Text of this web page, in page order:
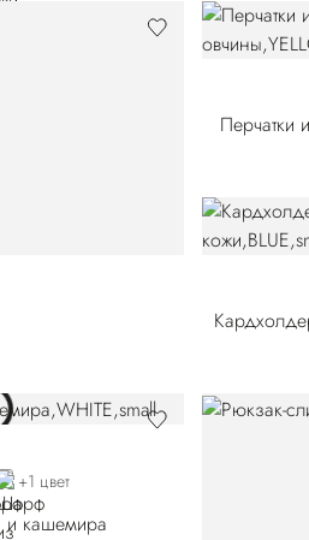
Перчатки
5149
7442-5328
7442-5400
+1 цвет
кашемира